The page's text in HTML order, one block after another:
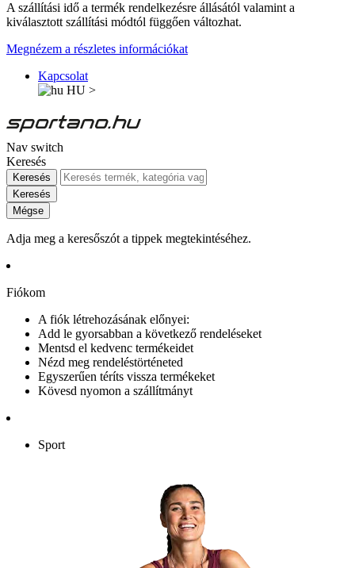
A szállítási idő a termék rendelkezésre állásától valamint a
kiválasztott szállítási módtól függően változhat.
Megnézem a részletes információkat
Kapcsolat
HU >
Nav switch
Keresés
Keresés
Keresés
Mégse
Adja meg a keresőszót a tippek megtekintéséhez.
Fiókom
A fiók létrehozásának előnyei:
Add le gyorsabban a következő rendeléseket
Mentsd el kedvenc termékeidet
Nézd meg rendeléstörténeted
Egyszerűen téríts vissza termékeket
Kövesd nyomon a szállítmányt
Sport